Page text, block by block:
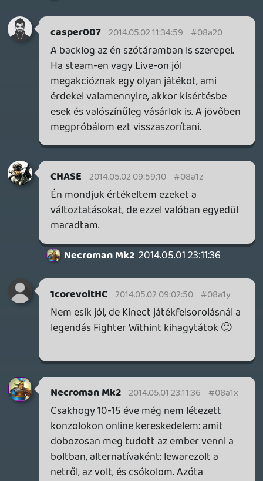
amíg kinyílnak a pünkösdi rózsa bokrok.
Addig meg türelem 🙂
A japán játékoknál: igen, nem tudtak
fejlődni - nade vajon merre, hogy a
játékosok elfogadják? Az FF XIII
változásait a nép kevésbé tolerálta, illetve
próbálkoztak japán fejlesztők nyugati
mintákat átültetni - pl. Vanquish, Binary
Domain - azok többnyire a közepes-jó
tartományba végezték, ami a gamer
értékelési norma szerint "8 pontos xar"
kategória. Persze akadnak kivételek is, lásd
Super Mario Galaxy, Dark Souls meg Street
Fighter IV, de ők vannak kevesebben.
DarkVenom 2014.05.01 22:31:55
DarkVenom
A japán játékok nem a dizájn, hanem a
gameplay miatt buktak el. Nem tudtak
fejlődni magukhoz képest, és ahelyett,
hogy a domináns nyugati játékokkal
felvették volna a versenyt, inkább
visszamentek a saját otthonukba, ahol a
konzervativizmus megértésre talált.
DarkVenom 2014.05.01 22:31:55 #08a1v
Ez butaság. Pont azok a játékok lettek
grafikában voltak elsősorban erősek. Nem
tudok igazán olyan meg nem értett
játékról, amit csak a grafika miatt
elmeszeltek volna, pedig igaziból ó
mekkora kincs volt. A Dark Soulst is
kajálták az emberek, a Hotline Miamit is.